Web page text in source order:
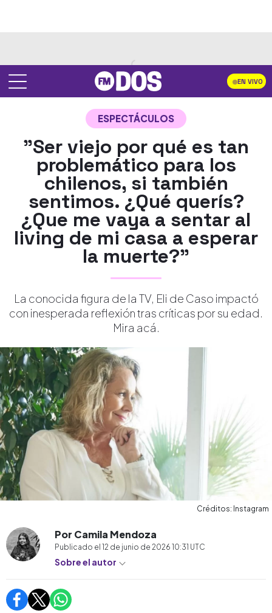
EN VIVO
ESPECTÁCULOS
"Ser viejo por qué es tan
problemático para los
chilenos, si también
sentimos. ¿Qué querís?
¿Que me vaya a sentar al
living de mi casa a esperar
la muerte?"
La conocida figura de la TV, Eli de Caso impactó
con inesperada reflexión tras críticas por su edad.
Mira acá.
Créditos: Instagram
Por Camila Mendoza
Publicado el 12 de junio de 2026 10:31 UTC
Sobre el autor